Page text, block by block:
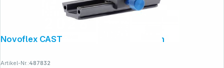
Novoflex CASTEL-MINI II Einstellschlitten
Artikel-Nr.:487832